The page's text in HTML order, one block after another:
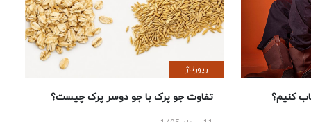
کنیم؟
رپورتاژ
تفاوت جو پرک با جو دوسر پرک چیست؟